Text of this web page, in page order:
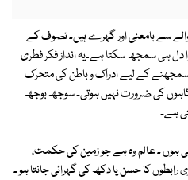
سے بامعنی اور گہرے ہیں۔ تصوف کے
دل ہی سمجھ سکتا ہے۔یہ انداز فکر فطری
کے لیے ادراک و باطن کی متحرک
کی ضرورت نہیں ہوتی۔ سوجھ بوجھ
ہے۔
ہوں ۔ عالم وہ ہے جو زمین کی حکمت،
کا حسن یا دکھ کی گہرائی جانتا ہو ۔